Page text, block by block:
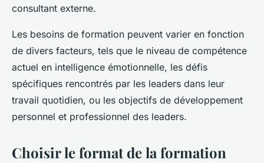
consultant externe.
Les besoins de formation peuvent varier en fonction
de divers facteurs, tels que le niveau de compétence
actuel en intelligence émotionnelle, les défis
spécifiques rencontrés par les leaders dans leur
travail quotidien, ou les objectifs de développement
personnel et professionnel des leaders.
Choisir le format de la formation